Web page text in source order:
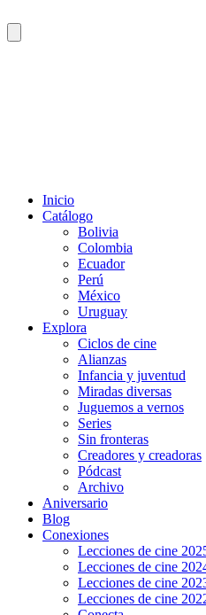
Inicio
Catálogo
Bolivia
Colombia
Ecuador
Perú
México
Uruguay
Explora
Ciclos de cine
Alianzas
Infancia y juventud
Miradas diversas
Juguemos a vernos
Series
Sin fronteras
Creadores y creadoras
Pódcast
Archivo
Aniversario
Blog
Conexiones
Lecciones de cine
Lecciones de cine
Lecciones de cine
Lecciones de cine